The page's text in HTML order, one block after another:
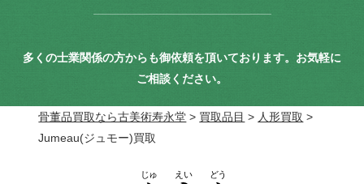
多くの士業関係の方からも御依頼を頂いております。お気軽に
ご相談ください。
骨董品買取なら古美術寿永堂 > 買取品目 > 人形買取 >
Jumeau(ジュモー)買取